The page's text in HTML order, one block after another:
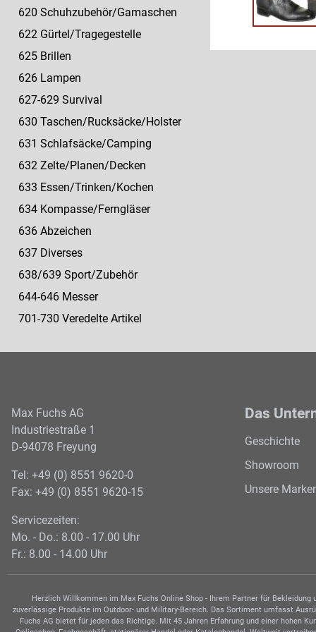
620 Schuhzubehör/Gamaschen
622 Gürtel/Tragegestelle
625 Brillen
626 Lampen
627-629 Survival
630 Taschen/Rucksäcke/Holster
631 Schlafsäcke/Camping
632 Zelte/Planen/Decken
633 Essen/Trinken/Kochen
634 Kompasse/Ferngläser
636 Abzeichen
637 Diverses
638/639 Sport/Zubehör
644-646 Messer
701-730 Veredelte Artikel
Max Fuchs AG
Industriestraße 1
D-94078 Freyung
Tel: +49 (0) 8551 9620-0
Fax: +49 (0) 8551 9620-15
Servicezeiten:
Mo. - Do.: 8.00 - 17.00 Uhr
Fr.: 8.00 - 14.00 Uhr
Das
Geschichte
Showroom
Unsere
Herzlich Willkommen im Max Fuchs Online Shop - Ihrem Partner für
zuverlässige Produkte im Outdoor- und Military-Bereich. Das Sortiment umfasst
Fuchs AG bietet für jeden das Richtige. Mit 45 Jahren Erfahrung und einer hohen